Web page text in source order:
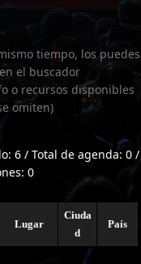
tiempo, los puedes
el buscador
o recursos disponibles
omiten)
6 / Total de agenda: 0 /
0
Lugar
Ciuda
d
País